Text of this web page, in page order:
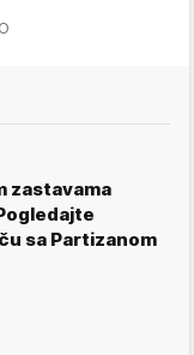
zastavama
sa Partizanom